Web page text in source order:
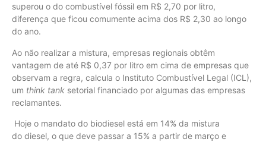
superou o do combustível fóssil em R$ 2,70 por litro,
diferença que ficou comumente acima dos R$ 2,30 ao longo
do ano.
Ao não realizar a mistura, empresas regionais obtêm
vantagem de até R$ 0,37 por litro em cima de empresas que
observam a regra, calcula o Instituto Combustível Legal (ICL),
um think tank setorial financiado por algumas das empresas
reclamantes.
Hoje o mandato do biodiesel está em 14% da mistura
do diesel, o que deve passar a 15% a partir de março e